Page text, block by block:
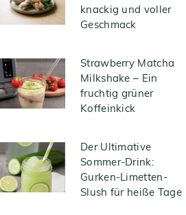
knackig und voller
Geschmack
Strawberry Matcha
Milkshake – Ein
fruchtig grüner
Koffeinkick
Der Ultimative
Sommer-Drink:
Gurken-Limetten-
Slush für heiße Tage